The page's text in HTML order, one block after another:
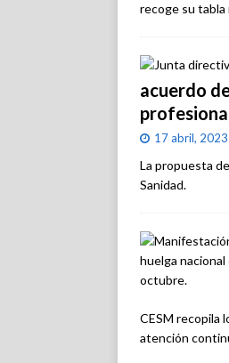
recoge su
acuerdo
17 abril, 2023
La propuesta
Sanidad.
CESM recopila
atención